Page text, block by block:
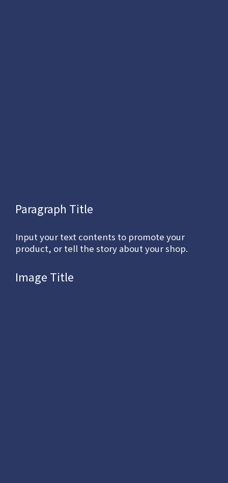
Paragraph Title
Input your text contents to promote your
product, or tell the story about your shop.
Image Title